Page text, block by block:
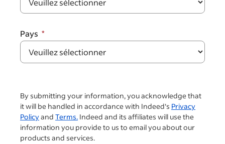
Pays
By submitting your information, you acknowledge that
it will be handled in accordance with Indeed's Privacy
Policyand Terms. Indeed and its affiliates will use the
information you provide to us to email you about our
products and services.